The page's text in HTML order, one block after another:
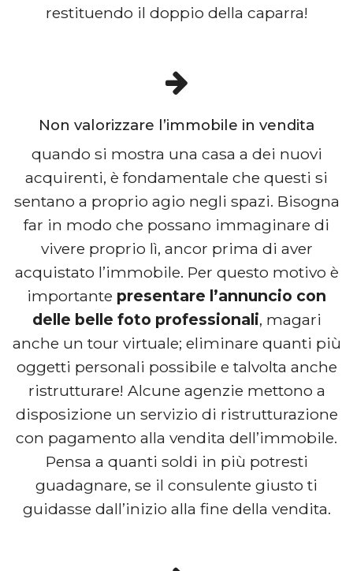
restituendo il doppio della caparra!
Non valorizzare l’immobile in vendita
quando si mostra una casa a dei nuovi
acquirenti, è fondamentale che questi si
sentano a proprio agio negli spazi. Bisogna
far in modo che possano immaginare di
vivere proprio lì, ancor prima di aver
acquistato l’immobile. Per questo motivo è
importante presentare l’annuncio con
delle belle foto professionali, magari
anche un tour virtuale; eliminare quanti più
oggetti personali possibile e talvolta anche
ristrutturare! Alcune agenzie mettono a
disposizione un servizio di ristrutturazione
con pagamento alla vendita dell’immobile.
Pensa a quanti soldi in più potresti
guadagnare, se il consulente giusto ti
guidasse dall’inizio alla fine della vendita.